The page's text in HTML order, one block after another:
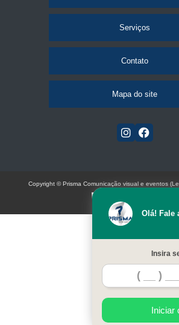
Serviços
Contato
Mapa do site
Olá! Fale
Insira
Iniciar
Copyright © Prisma Comunicação visual e eventos